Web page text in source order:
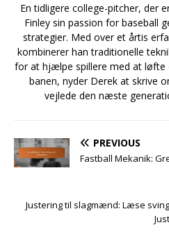
En tidligere college-pitcher, der
Finley sin passion for baseball
strategier. Med over et årtis
kombinerer han traditionelle
for at hjælpe spillere med at løfte
banen, nyder Derek at skrive
vejlede den næste
PREVIOUS
Fastball Mekanik:
Justering til slagmænd: Læse